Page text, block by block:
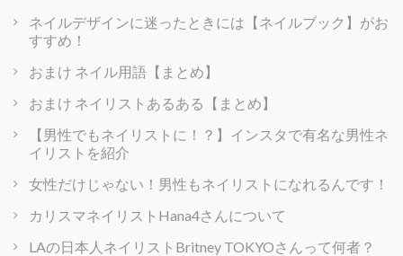
ネイルデザインに迷ったときには【ネイルブック】がお
すすめ！
おまけ ネイル用語【まとめ】
おまけ ネイリストあるある【まとめ】
【男性でもネイリストに！？】インスタで有名な男性ネ
イリストを紹介
女性だけじゃない！男性もネイリストになれるんです！
カリスマネイリストHana4さんについて
LAの日本人ネイリストBritney TOKYOさんって何者？